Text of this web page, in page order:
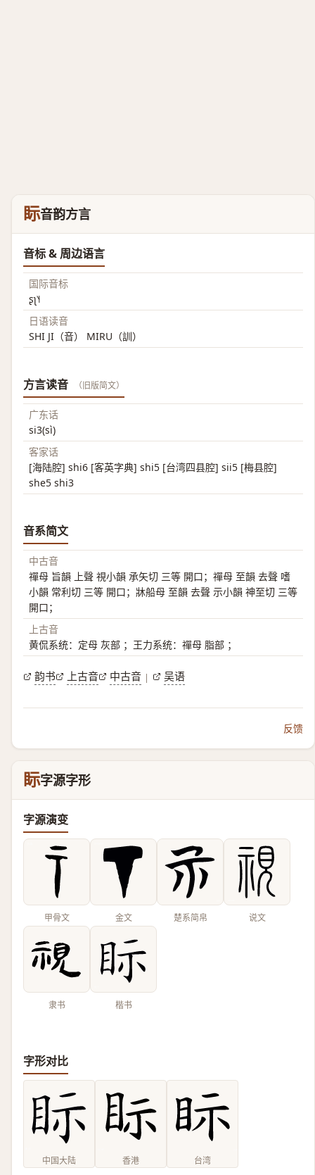
眎音韵方言
音标 & 周边语言
国际音标
ʂʅ˥˧
日语读音
SHI JI（音） MIRU（訓）
方言读音 （旧版简文）
广东话
si3(sì)
客家话
[海陆腔] shi6 [客英字典] shi5 [台湾四县腔] sii5 [梅县腔]
she5 shi3
音系简文
中古音
禪母 旨韻 上聲 視小韻 承矢切 三等 開口；禪母 至韻 去聲 嗜
小韻 常利切 三等 開口；牀船母 至韻 去聲 示小韻 神至切 三等
開口；
上古音
黄侃系统：定母 灰部 ；王力系统：禪母 脂部 ；
韵书 上古音 中古音 | 吴语
反馈
眎字源字形
字源演变
甲骨文 金文 楚系简帛 说文
隶书 楷书
字形对比
中国大陆 香港 台湾